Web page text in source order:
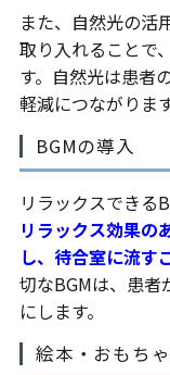
また、自然光の活
取り入れることで
す。自然光は患者
軽減につながります
BGMの導入
リラックスできる
リラックス効果の
し、待合室に流す
切なBGMは、患者
にします。
絵本・おもち